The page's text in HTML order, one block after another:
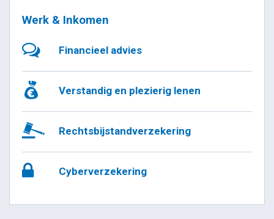
Werk & Inkomen
Financieel advies
Verstandig en plezierig lenen
Rechtsbijstandverzekering
Cyberverzekering